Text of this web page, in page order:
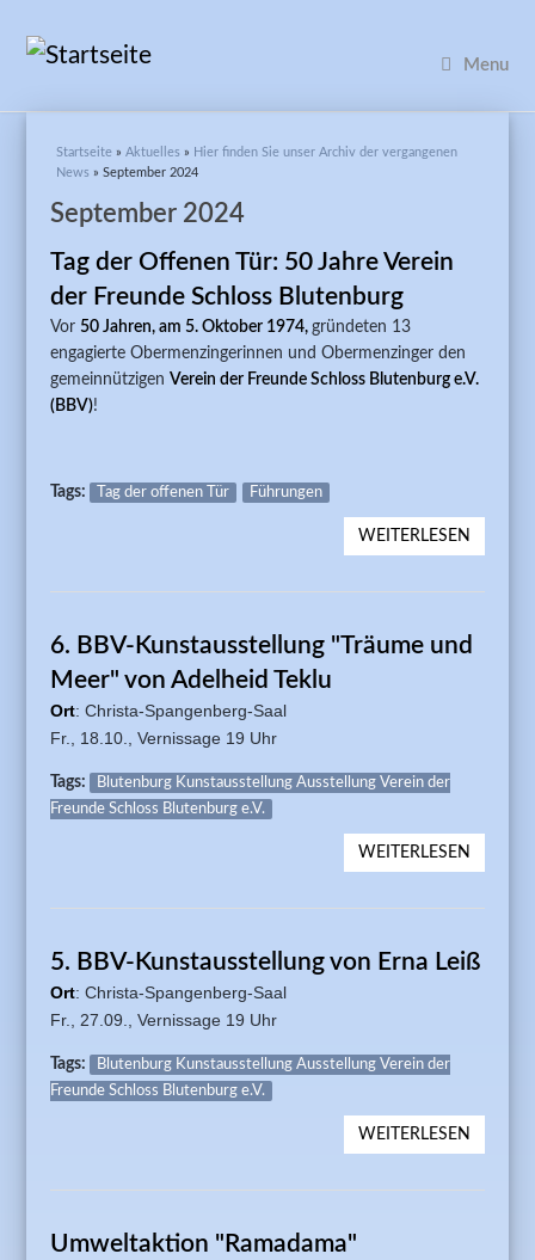
Menu
Sie sind hier
Startseite »Aktuelles » Hier finden Sie unser Archiv der vergangenen
News » September 2024
September 2024
Tag der Offenen Tür: 50 Jahre Verein
der Freunde Schloss Blutenburg
Vor50 Jahren, am 5. Oktober 1974,gründeten 13
engagierte Obermenzingerinnen und Obermenzinger den
gemeinnützigenVerein der Freunde Schloss Blutenburg e.V.
(BBV)!
Tags: Tag der offenen Tür Führungen
WEITERLESEN
6. BBV-Kunstausstellung "Träume und
Meer" von Adelheid Teklu
Ort: Christa-Spangenberg-Saal
Fr., 18.10.,Vernissage 19 Uhr
Tags:
Blutenburg Kunstausstellung Ausstellung Verein der
Freunde Schloss Blutenburg e.V.
WEITERLESEN
5. BBV-Kunstausstellung von Erna Leiß
Ort: Christa-Spangenberg-Saal
Fr., 27.09.,Vernissage 19 Uhr
Tags:
Blutenburg Kunstausstellung Ausstellung Verein der
Freunde Schloss Blutenburg e.V.
WEITERLESEN
VON
Umweltaktion "Ramadama"